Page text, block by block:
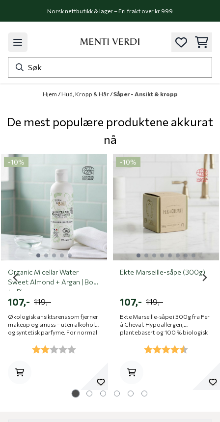
Hopp til innholdNorsk nettbutikk & lager – Fri frakt over kr 999
Hjem / Hud, Kropp & Hår /Såper - Ansikt & kropp
De mest populære produktene akkurat
nå
-10%
Organic Micellar Water
Sweet Almond + Argan | Born
to Bio
107,- 119,-
Økologisk ansiktsrens som fjerner
makeup og smuss – uten alkohol
og syntetisk parfyme. For normal
Karakter:
-10%
Ekte Marseille-såpe (300g)
107,- 119,-
Ekte Marseille-såpe i 300g fra Fer
à Cheval. Hypoallergen,
plantebasert og 100 % biologisk
Karakter: